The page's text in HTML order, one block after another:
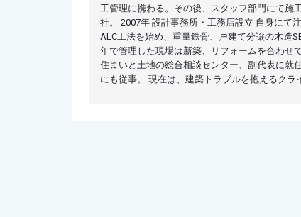
工管理に携わる。その後、スタッフ部門にて施
社。 2007年 設計事務所・工務店設立 自身にて
ALC工法を始め、重量鉄骨、戸建て分譲の木造
年で管理した現場は新築、リフォームを合わせ
住まいと土地の総合相談センター、副代表に就
にも従事。 現在は、建築トラブルを抱えるクラ